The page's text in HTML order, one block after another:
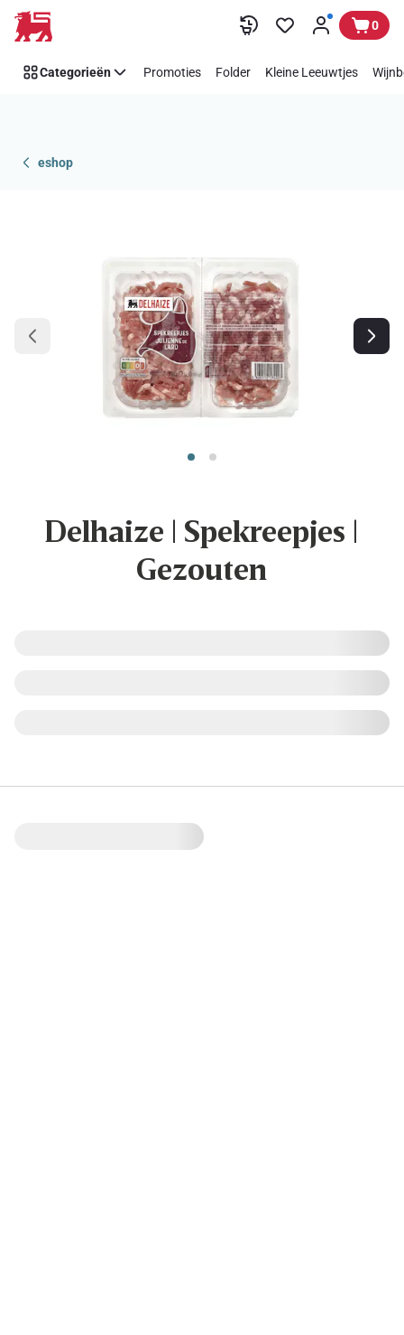
Overslaan 0
Categorieën Promoties Folder Kleine Leeuwtjes
eshop
Delhaize | Spekreepjes |
Gezouten